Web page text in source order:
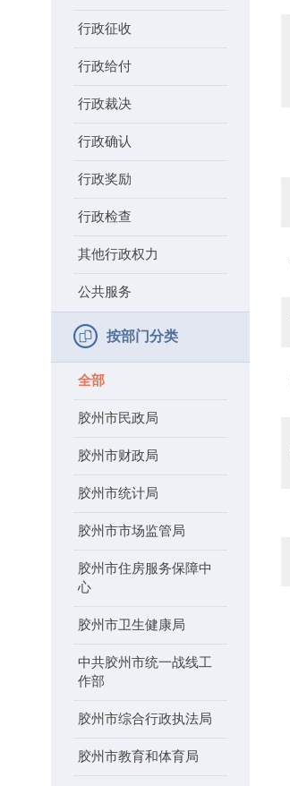
行政征收
行政给付
行政裁决
行政确认
行政奖励
行政检查
其他行政权力
公共服务
按部门分类
全部
胶州市民政局
胶州市财政局
胶州市统计局
胶州市市场监管局
胶州市住房服务保障中
心
胶州市卫生健康局
中共胶州市统一战线工
作部
胶州市综合行政执法局
胶州市教育和体育局